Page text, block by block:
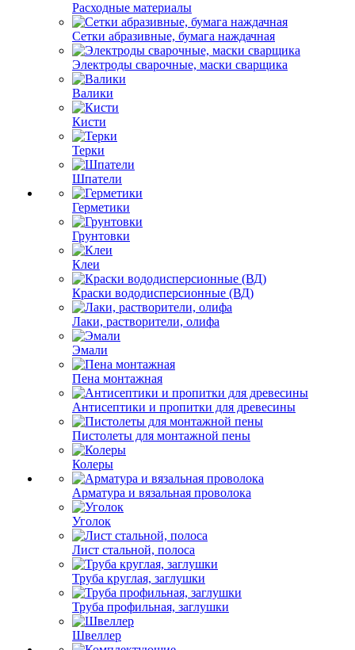
Расходные материалы
Сетки абразивные, бумага наждачная
Электроды сварочные, маски сварщика
Валики
Кисти
Терки
Шпатели
Герметики
Грунтовки
Клеи
Краски вододисперсионные (ВД)
Лаки, растворители, олифа
Эмали
Пена монтажная
Антисептики и пропитки для древесины
Пистолеты для монтажной пены
Колеры
Арматура и вязальная проволока
Уголок
Лист стальной, полоса
Труба круглая, заглушки
Труба профильная, заглушки
Швеллер